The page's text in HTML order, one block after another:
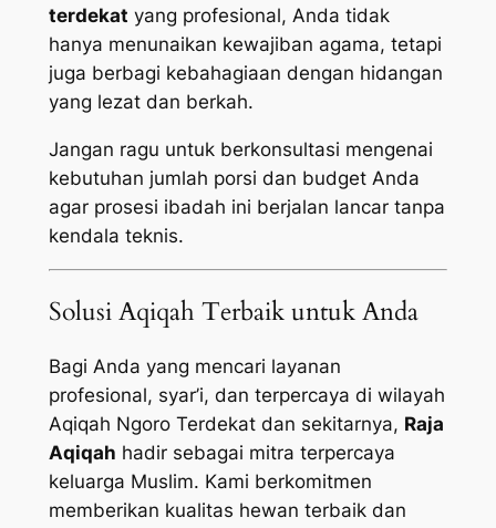
terdekat yang profesional, Anda tidak
hanya menunaikan kewajiban agama, tetapi
juga berbagi kebahagiaan dengan hidangan
yang lezat dan berkah.
Jangan ragu untuk berkonsultasi mengenai
kebutuhan jumlah porsi dan budget Anda
agar prosesi ibadah ini berjalan lancar tanpa
kendala teknis.
Solusi Aqiqah Terbaik untuk Anda
Bagi Anda yang mencari layanan
profesional, syar’i, dan terpercaya di wilayah
Aqiqah Ngoro Terdekat dan sekitarnya, Raja
Aqiqah hadir sebagai mitra terpercaya
keluarga Muslim. Kami berkomitmen
memberikan kualitas hewan terbaik dan